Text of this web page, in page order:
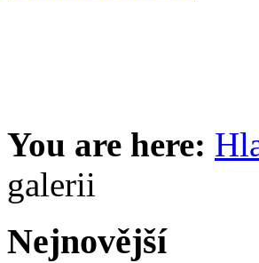
You are here:
galerii
Nejnovější